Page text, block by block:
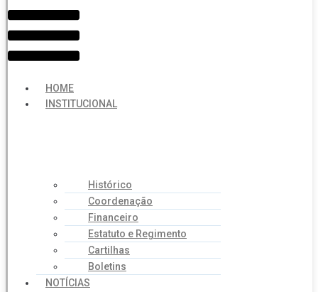
HOME
INSTITUCIONAL
Histórico
Coordenação
Financeiro
Estatuto e Regimento
Cartilhas
Boletins
NOTÍCIAS